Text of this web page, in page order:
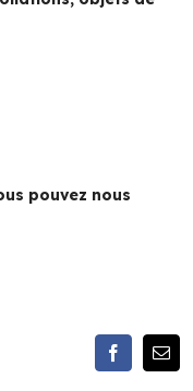
pouvez nous
FacebookEmail